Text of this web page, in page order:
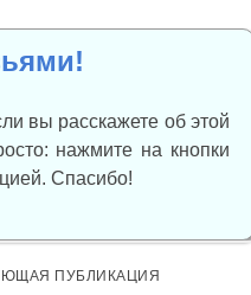
вы расскажете об этой
нажмите на кнопки
Спасибо!
ПУБЛИКАЦИЯ